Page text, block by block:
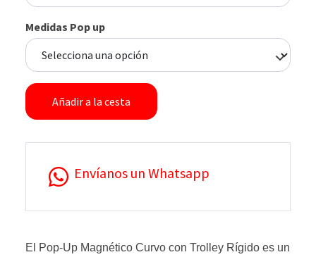
Medidas Pop up
Añadir a la cesta
Envíanos un Whatsapp
El Pop-Up Magnético Curvo con Trolley Rígido es un